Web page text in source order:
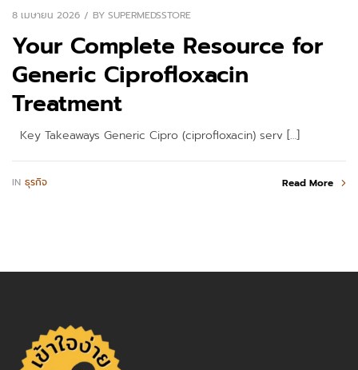
8 เมษายน 2026 BY SUPERMEDSSTORE
Your Complete Resource for
Generic Ciprofloxacin
Treatment
Key Takeaways Generic Cipro (ciprofloxacin) serv […]
IN ธุรกิจ Read More